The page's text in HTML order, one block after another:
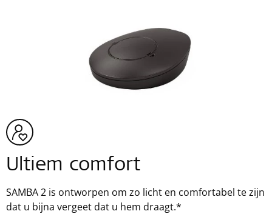
Ultiem comfort
SAMBA 2 is ontworpen om zo licht en comfortabel te zijn
dat u bijna vergeet dat u hem draagt.*